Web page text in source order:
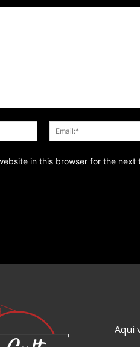
Nome:*
in this browser for the next
Aqui